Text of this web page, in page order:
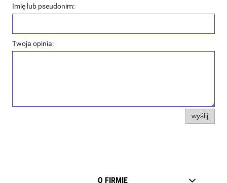
Imię lub pseudonim:
Twoja opinia:
wyślij
O FIRMIE